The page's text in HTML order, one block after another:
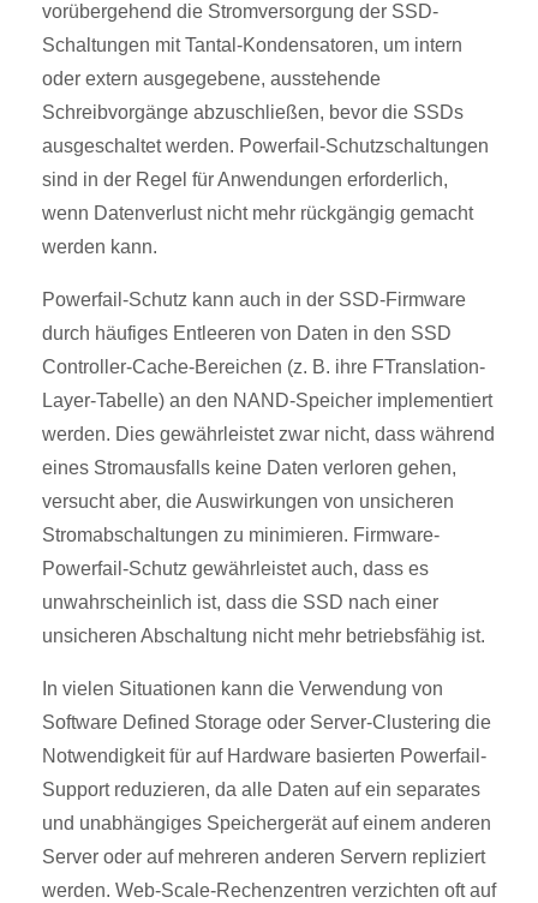
vorübergehend die Stromversorgung der SSD-
Schaltungen mit Tantal-Kondensatoren, um intern
oder extern ausgegebene, ausstehende
Schreibvorgänge abzuschließen, bevor die SSDs
ausgeschaltet werden. Powerfail-Schutzschaltungen
sind in der Regel für Anwendungen erforderlich,
wenn Datenverlust nicht mehr rückgängig gemacht
werden kann.
Powerfail-Schutz kann auch in der SSD-Firmware
durch häufiges Entleeren von Daten in den SSD
Controller-Cache-Bereichen (z. B. ihre FTranslation-
Layer-Tabelle) an den NAND-Speicher implementiert
werden. Dies gewährleistet zwar nicht, dass während
eines Stromausfalls keine Daten verloren gehen,
versucht aber, die Auswirkungen von unsicheren
Stromabschaltungen zu minimieren. Firmware-
Powerfail-Schutz gewährleistet auch, dass es
unwahrscheinlich ist, dass die SSD nach einer
unsicheren Abschaltung nicht mehr betriebsfähig ist.
In vielen Situationen kann die Verwendung von
Software Defined Storage oder Server-Clustering die
Notwendigkeit für auf Hardware basierten Powerfail-
Support reduzieren, da alle Daten auf ein separates
und unabhängiges Speichergerät auf einem anderen
Server oder auf mehreren anderen Servern repliziert
werden. Web-Scale-Rechenzentren verzichten oft auf